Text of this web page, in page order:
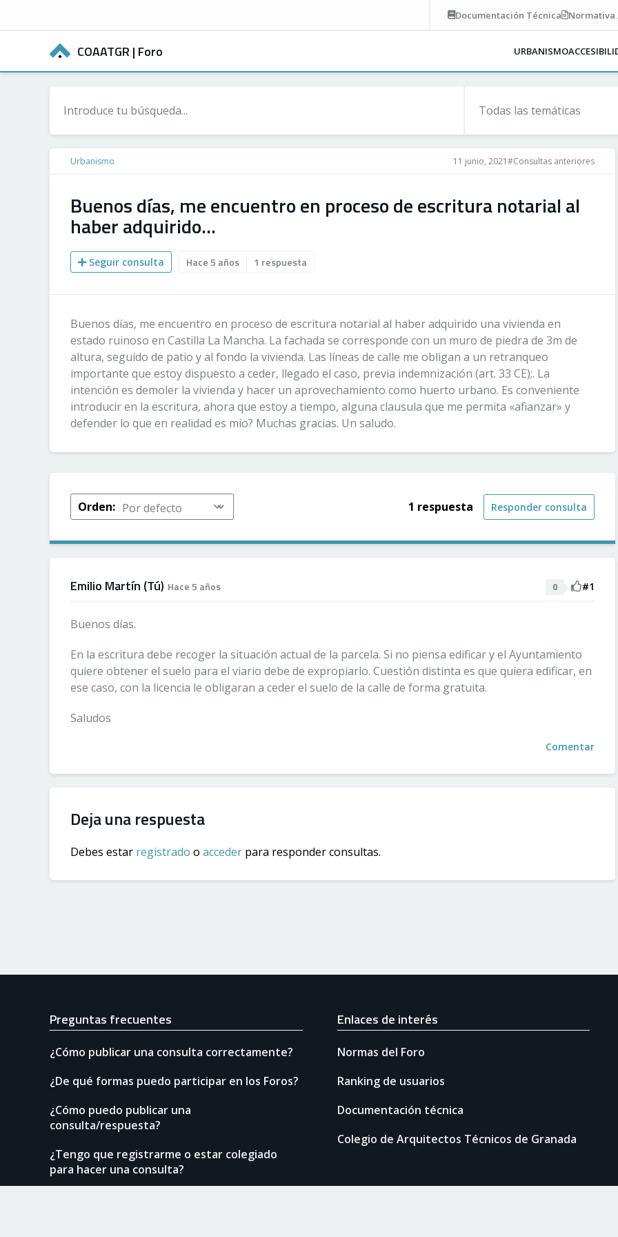
Documentación Técnica Normativa
COAATGR | Foro URBANISMO
Urbanismo 11 junio, 2021#Consultas anteriores
Buenos días, me encuentro en proceso de escritura notarial al
haber adquirido…
Seguir consulta Hace 5 años 1 respuesta
Buenos días, me encuentro en proceso de escritura notarial al haber adquirido una vivienda en
estado ruinoso en Castilla La Mancha. La fachada se corresponde con un muro de piedra de 3m de
altura, seguido de patio y al fondo la vivienda. Las líneas de calle me obligan a un retranqueo
importante que estoy dispuesto a ceder, llegado el caso, previa indemnización (art. 33 CE);. La
intención es demoler la vivienda y hacer un aprovechamiento como huerto urbano. Es conveniente
introducir en la escritura, ahora que estoy a tiempo, alguna clausula que me permita «afianzar» y
defender lo que en realidad es mío? Muchas gracias. Un saludo.
Orden: 1 respuesta Responder consulta
Emilio Martín (Tú) Hace 5 años 0 #1
Buenos días.
En la escritura debe recoger la situación actual de la parcela. Si no piensa edificar y el Ayuntamiento
quiere obtener el suelo para el viario debe de expropiarlo. Cuestión distinta es que quiera edificar, en
ese caso, con la licencia le obligaran a ceder el suelo de la calle de forma gratuita.
Saludos
Comentar
Deja una respuesta
Debes estar registrado o acceder para responder consultas.
Preguntas frecuentes
¿Cómo publicar una consulta correctamente?
¿De qué formas puedo participar en los Foros?
¿Cómo puedo publicar una
consulta/respuesta?
¿Tengo que registrarme o estar colegiado
para hacer una consulta?
Enlaces de interés
Normas del Foro
Ranking de usuarios
Documentación técnica
Colegio de Arquitectos Técnicos de Granada